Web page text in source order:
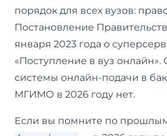
порядок для всех вузов:
Постановление
января 2023 года о
«Поступление в вуз онлайн».
системы онлайн-подачи в
МГИМО в 2026 году нет.
Если вы помните по